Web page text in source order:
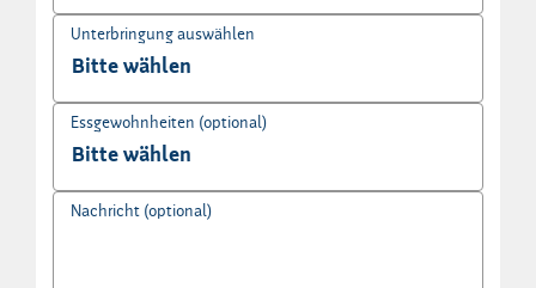
Unterbringung auswählen
Essgewohnheiten (optional)
Nachricht (optional)